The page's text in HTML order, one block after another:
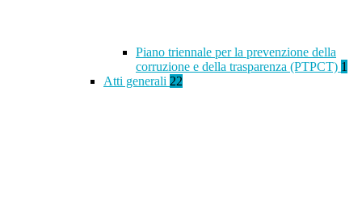
Piano triennale per la prevenzione della
corruzione e della trasparenza (PTPCT) 1
Atti generali 22